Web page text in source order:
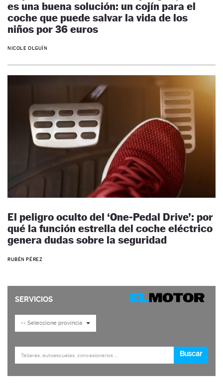
es una buena solución: un cojín para el
coche que puede salvar la vida de los
niños por 36 euros
NICOLE OLGUÍN
El peligro oculto del ‘One-Pedal Drive’: por
qué la función estrella del coche eléctrico
genera dudas sobre la seguridad
RUBÉN PÉREZ